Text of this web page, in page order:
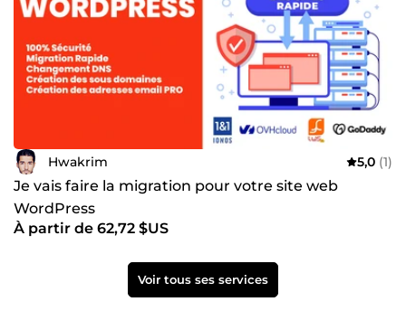
Hwakrim 5,0 (1)
Je vais faire la migration pour votre site web
WordPress
À partir de 62,72 $US
Voir tous ses services